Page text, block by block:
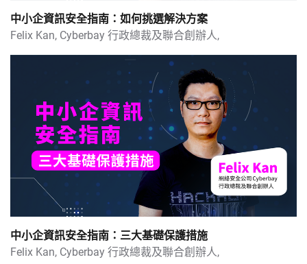
中小企資訊安全指南：如何挑選解決方案
Felix Kan, Cyberbay 行政總裁及聯合創辦人,
中小企資訊安全指南：三大基礎保護措施
Felix Kan, Cyberbay 行政總裁及聯合創辦人,